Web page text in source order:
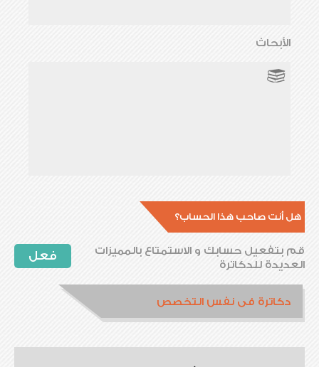
الأبحاث
هل أنت صاحب هذا الحساب؟
فعل
قم بتفعيل حسابك و الاستمتاع بالمميزات
العديدة للدكاترة
دكاترة فى نفس التخصص